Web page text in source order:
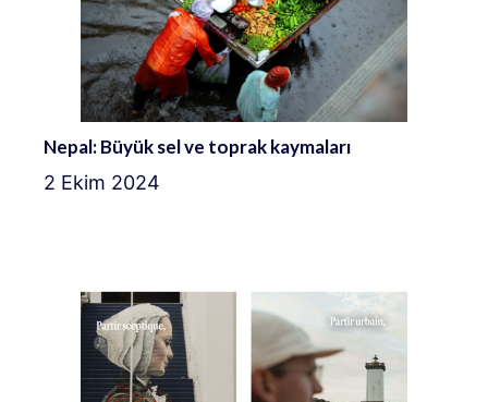
Nepal: Büyük sel ve toprak kaymaları
2 Ekim 2024